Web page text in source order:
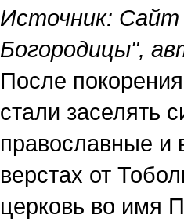
Источник: Сайт
Богородицы",
После
стали заселять
православные и
верстах от
церковь во имя